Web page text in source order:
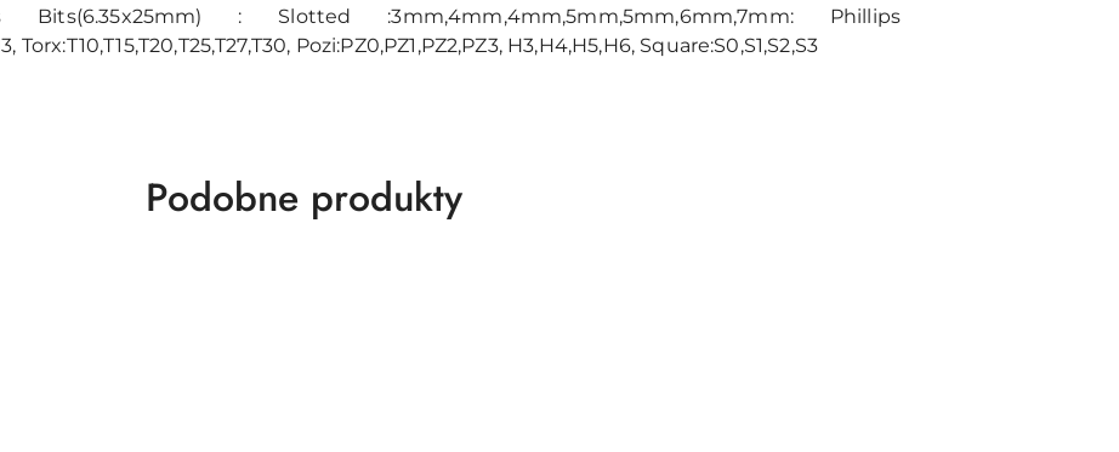
: Slotted :3mm,4mm,4mm,5mm,5mm,6mm,7mm: Phillips
Torx:T10,T15,T20,T25,T27,T30, Pozi:PZ0,PZ1,PZ2,PZ3, H3,H4,H5,H6, Square:S0,S1,S2,S3
Produkty
Podobne produkty